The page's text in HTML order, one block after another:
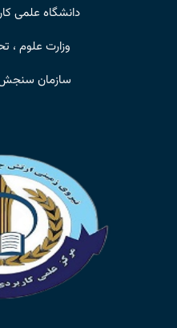
دانشگاه علمی
وزارت علوم ،
سازمان